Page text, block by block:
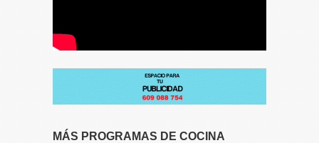
MÁS PROGRAMAS DE COCINA